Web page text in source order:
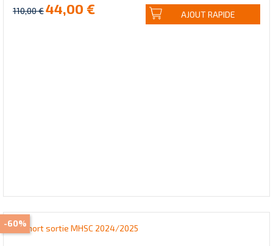
110,00 €44,00 € AJOUT RAPIDE
-60%